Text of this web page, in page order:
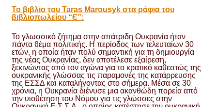
Το βιβλίο του Taras Marousyk στα ράφια του
βιβλιοπωλείου “Є”:
Το γλωσσικό ζήτημα στην απάτριδη Ουκρανία ήταν
πάντα θέμα πολιτικής. Η περίοδος των τελευταίων 30
ετών, η οποία ήταν πολύ σημαντική για τη δημιουργία
της νέας Ουκρανίας, δεν αποτέλεσε εξαίρεση,
ξεκινώντας από τον αγώνα για το κρατικό καθεστώς της
ουκρανικής γλώσσας τις παραμονές της κατάρρευσης
της ΕΣΣΔ και καταλήγοντας στο σήμερα. Μέσα σε 30
χρόνια, η Ουκρανία διένυσε μια ακανθώδη πορεία από
την υιοθέτηση του Νόμου για τις γλώσσες στην